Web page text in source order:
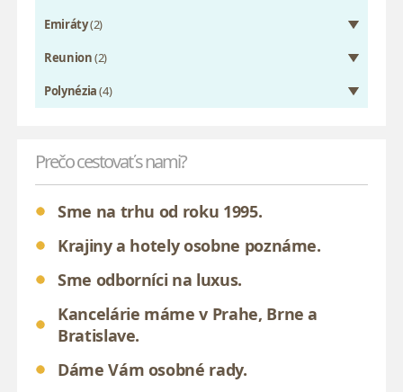
Emiráty(2)
Reunion(2)
Polynézia(4)
Prečo cestovať s nami?
Sme na trhu od roku 1995.
Krajiny a hotely osobne poznáme.
Sme odborníci na luxus.
Kancelárie máme v Prahe, Brne a
Bratislave.
Dáme Vám osobné rady.